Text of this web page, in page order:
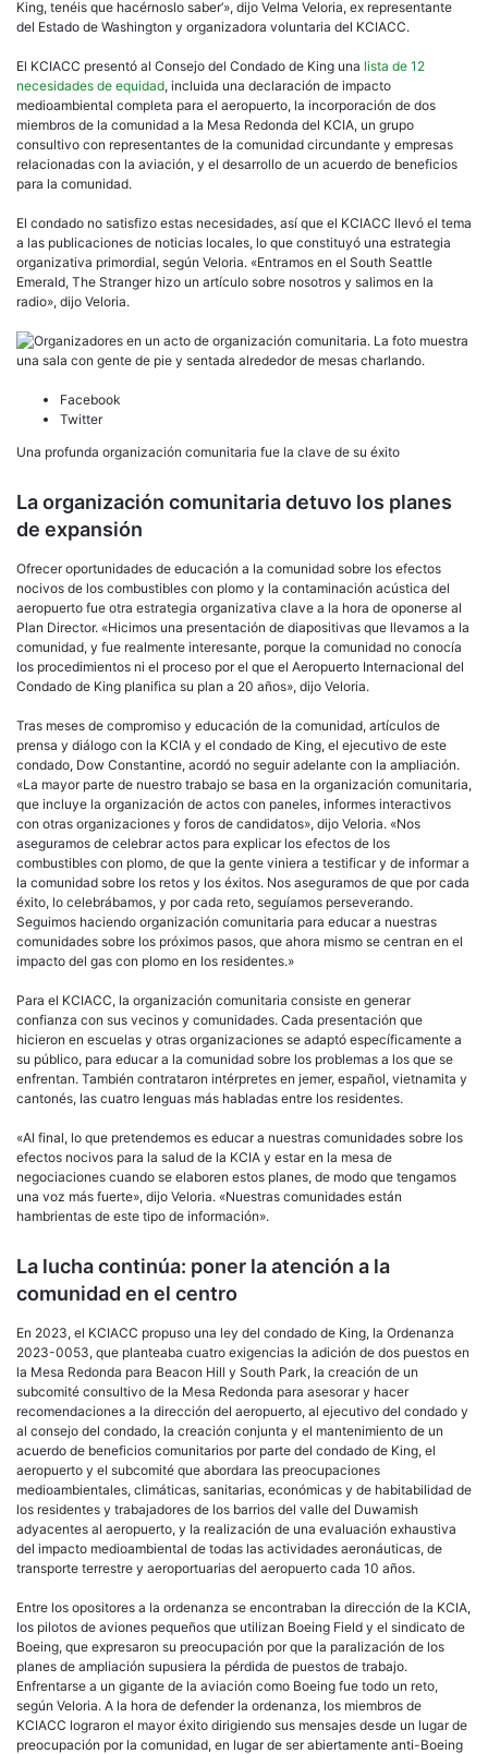
King, tenéis que hacérnoslo saber’», dijo Velma Veloria, ex representante
del Estado de Washington y organizadora voluntaria del KCIACC.
El KCIACC presentó al Consejo del Condado de King una lista de 12
necesidades de equidad, incluida una declaración de impacto
medioambiental completa para el aeropuerto, la incorporación de dos
miembros de la comunidad a la Mesa Redonda del KCIA, un grupo
consultivo con representantes de la comunidad circundante y empresas
relacionadas con la aviación, y el desarrollo de un acuerdo de beneficios
para la comunidad.
El condado no satisfizo estas necesidades, así que el KCIACC llevó el tema
a las publicaciones de noticias locales, lo que constituyó una estrategia
organizativa primordial, según Veloria. «Entramos en el South Seattle
Emerald, The Stranger hizo un artículo sobre nosotros y salimos en la
radio», dijo Veloria.
Facebook
Twitter
Una profunda organización comunitaria fue la clave de su éxito
La organización comunitaria detuvo los planes
de expansión
Ofrecer oportunidades de educación a la comunidad sobre los efectos
nocivos de los combustibles con plomo y la contaminación acústica del
aeropuerto fue otra estrategia organizativa clave a la hora de oponerse al
Plan Director. «Hicimos una presentación de diapositivas que llevamos a la
comunidad, y fue realmente interesante, porque la comunidad no conocía
los procedimientos ni el proceso por el que el Aeropuerto Internacional del
Condado de King planifica su plan a 20 años», dijo Veloria.
Tras meses de compromiso y educación de la comunidad, artículos de
prensa y diálogo con la KCIA y el condado de King, el ejecutivo de este
condado, Dow Constantine, acordó no seguir adelante con la ampliación.
«La mayor parte de nuestro trabajo se basa en la organización comunitaria,
que incluye la organización de actos con paneles, informes interactivos
con otras organizaciones y foros de candidatos», dijo Veloria. «Nos
aseguramos de celebrar actos para explicar los efectos de los
combustibles con plomo, de que la gente viniera a testificar y de informar a
la comunidad sobre los retos y los éxitos. Nos aseguramos de que por cada
éxito, lo celebrábamos, y por cada reto, seguíamos perseverando.
Seguimos haciendo organización comunitaria para educar a nuestras
comunidades sobre los próximos pasos, que ahora mismo se centran en el
impacto del gas con plomo en los residentes.»
Para el KCIACC, la organización comunitaria consiste en generar
confianza con sus vecinos y comunidades. Cada presentación que
hicieron en escuelas y otras organizaciones se adaptó específicamente a
su público, para educar a la comunidad sobre los problemas a los que se
enfrentan. También contrataron intérpretes en jemer, español, vietnamita y
cantonés, las cuatro lenguas más habladas entre los residentes.
«Al final, lo que pretendemos es educar a nuestras comunidades sobre los
efectos nocivos para la salud de la KCIA y estar en la mesa de
negociaciones cuando se elaboren estos planes, de modo que tengamos
una voz más fuerte», dijo Veloria. «Nuestras comunidades están
hambrientas de este tipo de información».
La lucha continúa: poner la atención a la
comunidad en el centro
En 2023, el KCIACC propuso una ley del condado de King, la Ordenanza
2023-0053, que planteaba cuatro exigencias la adición de dos puestos en
la Mesa Redonda para Beacon Hill y South Park, la creación de un
subcomité consultivo de la Mesa Redonda para asesorar y hacer
recomendaciones a la dirección del aeropuerto, al ejecutivo del condado y
al consejo del condado, la creación conjunta y el mantenimiento de un
acuerdo de beneficios comunitarios por parte del condado de King, el
aeropuerto y el subcomité que abordara las preocupaciones
medioambientales, climáticas, sanitarias, económicas y de habitabilidad de
los residentes y trabajadores de los barrios del valle del Duwamish
adyacentes al aeropuerto, y la realización de una evaluación exhaustiva
del impacto medioambiental de todas las actividades aeronáuticas, de
transporte terrestre y aeroportuarias del aeropuerto cada 10 años.
Entre los opositores a la ordenanza se encontraban la dirección de la KCIA,
los pilotos de aviones pequeños que utilizan Boeing Field y el sindicato de
Boeing, que expresaron su preocupación por que la paralización de los
planes de ampliación supusiera la pérdida de puestos de trabajo.
Enfrentarse a un gigante de la aviación como Boeing fue todo un reto,
según Veloria. A la hora de defender la ordenanza, los miembros de
KCIACC lograron el mayor éxito dirigiendo sus mensajes desde un lugar de
preocupación por la comunidad, en lugar de ser abiertamente anti-Boeing